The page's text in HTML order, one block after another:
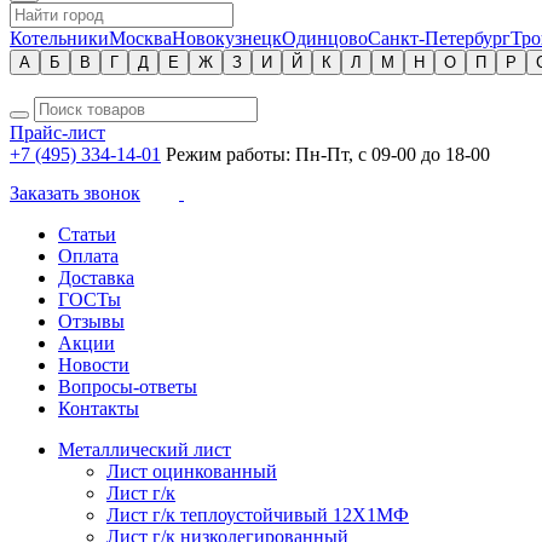
КотельникиМоскваНовокузнецкОдинцовоСанкт-Петербург
А Б В Г Д Е Ж З И Й К Л М Н О П Р
Прайс-лист
+7 (495) 334-14-01 Режим работы: Пн-Пт, с 09-00 до 18-00
Заказать звонок
Статьи
Оплата
Доставка
ГОСТы
Отзывы
Акции
Новости
Вопросы-ответы
Контакты
Металлический лист
Лист оцинкованный
Лист г/к
Лист г/к теплоустойчивый 12Х1МФ
Лист г/к низколегированный